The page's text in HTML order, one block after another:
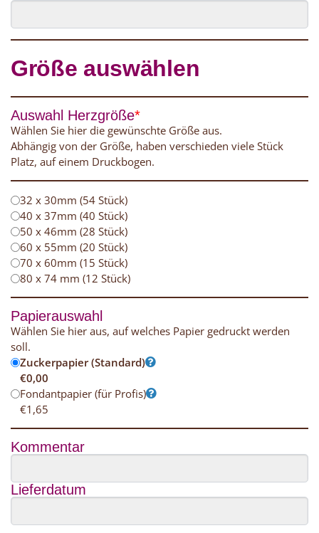
Größe auswählen
*
Auswahl Herzgröße
Wählen Sie hier die gewünschte Größe aus.
Abhängig von der Größe, haben verschieden viele Stück
Platz, auf einem Druckbogen.
32 x 30mm (54 Stück)
40 x 37mm (40 Stück)
50 x 46mm (28 Stück)
60 x 55mm (20 Stück)
70 x 60mm (15 Stück)
80 x 74 mm (12 Stück)
Papierauswahl
Wählen Sie hier aus, auf welches Papier gedruckt werden
soll.
Zuckerpapier (Standard)
€0,00
Fondantpapier (für Profis)
€1,65
Kommentar
Lieferdatum